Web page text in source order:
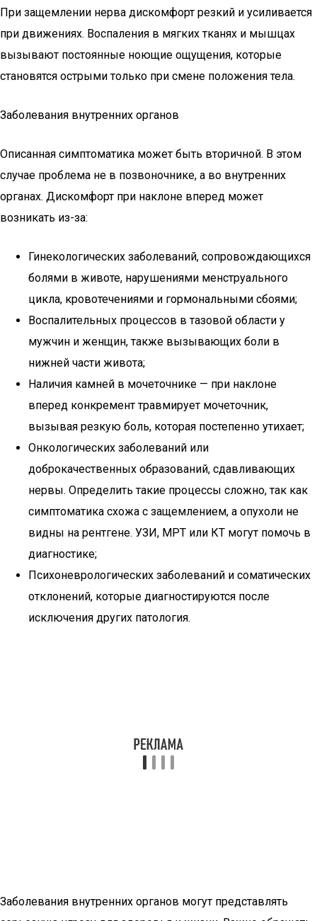
При защемлении нерва дискомфорт резкий и усиливается
при движениях. Воспаления в мягких тканях и мышцах
вызывают постоянные ноющие ощущения, которые
становятся острыми только при смене положения тела.
Заболевания внутренних органов
Описанная симптоматика может быть вторичной. В этом
случае проблема не в позвоночнике, а во внутренних
органах. Дискомфорт при наклоне вперед может
возникать из-за:
Гинекологических заболеваний, сопровождающихся
болями в животе, нарушениями менструального
цикла, кровотечениями и гормональными сбоями;
Воспалительных процессов в тазовой области у
мужчин и женщин, также вызывающих боли в
нижней части живота;
Наличия камней в мочеточнике — при наклоне
вперед конкремент травмирует мочеточник,
вызывая резкую боль, которая постепенно утихает;
Онкологических заболеваний или
доброкачественных образований, сдавливающих
нервы. Определить такие процессы сложно, так как
симптоматика схожа с защемлением, а опухоли не
видны на рентгене. УЗИ, МРТ или КТ могут помочь в
диагностике;
Психоневрологических заболеваний и соматических
отклонений, которые диагностируются после
исключения других патология.
Заболевания внутренних органов могут представлять